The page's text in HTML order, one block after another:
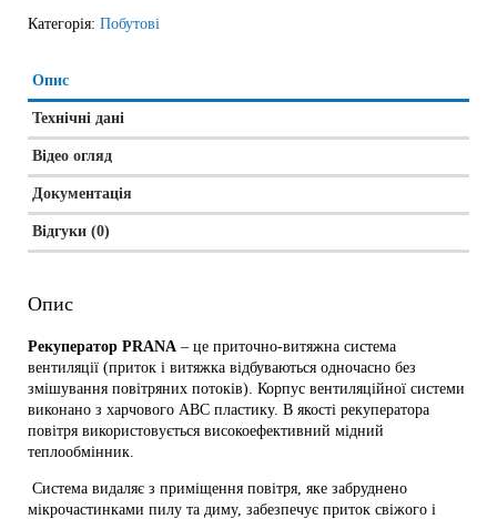
ECO
ENERGY
Категорія: Побутові
Опис
Технічні дані
Відео огляд
Документація
Відгуки (0)
Опис
Рекуператор PRANA – це приточно-витяжна система
вентиляції (приток і витяжка відбуваються одночасно без
змішування повітряних потоків). Корпус вентиляційної системи
виконано з харчового АВС пластику. В якості рекуператора
повітря використовується високоефективний мідний
теплообмінник.
Система видаляє з приміщення повітря, яке забруднено
мікрочастинками пилу та диму, забезпечує приток свіжого і